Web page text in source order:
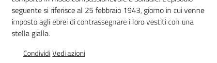
seguente si riferisce al 25 febbraio 1943, giorno in cui venne
imposto agli ebrei di contrassegnare i loro vestiti con una
stella gialla.
CondividiVedi azioni